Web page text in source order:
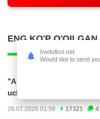
ENG KO'P O'QILGAN
"Al Hilol" O'zbekiston
uchun 70 mln. evro taklif...
28.07.2026 01:56 17321
livefutbol.net
Would like to send